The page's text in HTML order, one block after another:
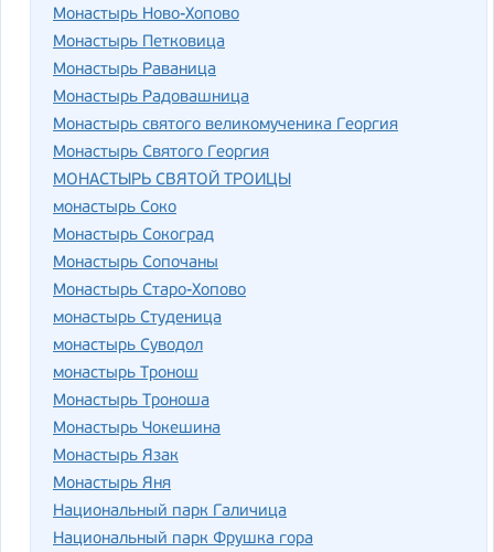
Монастырь Ново-Хопово
Монастырь Петковица
Монастырь Раваница
Монастырь Радовашница
Монастырь святого великомученика Георгия
Монастырь Святого Георгия
МОНАСТЫРЬ СВЯТОЙ ТРОИЦЫ
монастырь Соко
Монастырь Сокоград
Монастырь Сопочаны
Монастырь Старо-Хопово
монастырь Студеница
монастырь Суводол
монастырь Тронош
Монастырь Троноша
Монастырь Чокешина
Монастырь Язак
Монастырь Яня
Национальный парк Галичица
Национальный парк Фрушка гора